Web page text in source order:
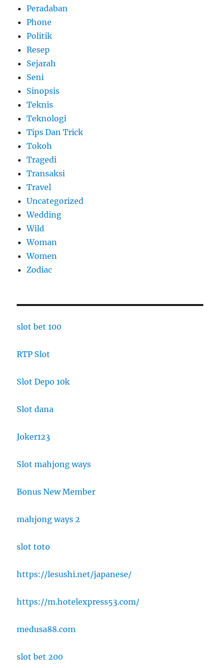
Peradaban
Phone
Politik
Resep
Sejarah
Seni
Sinopsis
Teknis
Teknologi
Tips Dan Trick
Tokoh
Tragedi
Transaksi
Travel
Uncategorized
Wedding
Wild
Woman
Women
Zodiac
slot bet 100
RTP Slot
Slot Depo 10k
Slot dana
Joker123
Slot mahjong ways
Bonus New Member
mahjong ways 2
slot toto
https://lesushi.net/japanese/
https://m.hotelexpress53.com/
medusa88.com
slot bet 200